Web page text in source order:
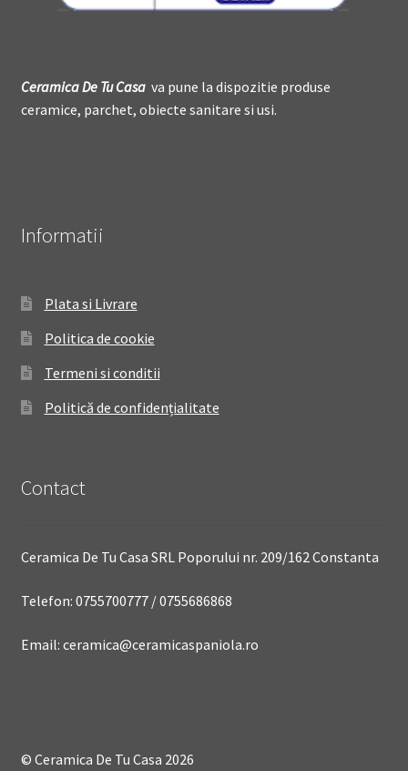
Ceramica DeTu Casava pune la dispozitie produse
ceramice, parchet, obiecte sanitare si usi.
Informatii
Plata si Livrare
Politica de cookie
Termeni si conditii
Politică de confidențialitate
Contact
Ceramica De Tu Casa SRL Poporului nr. 209/162 Constanta
Telefon: 0755700777 / 0755686868
Email: ceramica@ceramicaspaniola.ro
© Ceramica De Tu Casa 2026